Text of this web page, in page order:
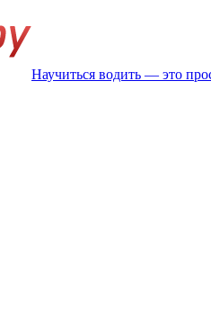
Научиться водить — это